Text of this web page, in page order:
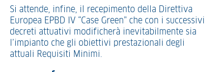
Si attende, infine, il recepimento della Direttiva
Europea EPBD IV “Case Green” che con i successivi
decreti attuativi modificherà inevitabilmente sia
l’impianto che gli obiettivi prestazionali degli
attuali Requisiti Minimi.